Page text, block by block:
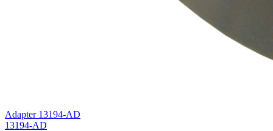
Adapter 13194-AD
13194-AD